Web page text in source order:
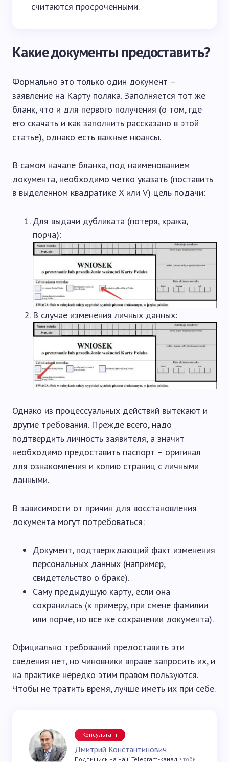
считаются просроченными.
Какие документы предоставить?
Формально это только один документ –
заявление на Карту поляка. Заполняется тот же
бланк, что и для первого получения (о том, где
его скачать и как заполнить рассказано в этой
статье), однако есть важные нюансы.
В самом начале бланка, под наименованием
документа, необходимо четко указать (поставить
в выделенном квадратике X или V) цель подачи:
Для выдачи дубликата (потеря, кража,
порча):
В случае изменения личных данных:
Однако из процессуальных действий вытекают и
другие требования. Прежде всего, надо
подтвердить личность заявителя, а значит
необходимо предоставить паспорт – оригинал
для ознакомления и копию страниц с личными
данными.
В зависимости от причин для восстановления
документа могут потребоваться:
Документ, подтверждающий факт изменения
персональных данных (например,
свидетельство о браке).
Саму предыдущую карту, если она
сохранилась (к примеру, при смене фамилии
или порче, но все же сохранении документа).
Официально требований предоставить эти
сведения нет, но чиновники вправе запросить их, и
на практике нередко этим правом пользуются.
Чтобы не тратить время, лучше иметь их при себе.
Консультант
Дмитрий Константинович
Подпишись на наш Telegram-канал , чтобы